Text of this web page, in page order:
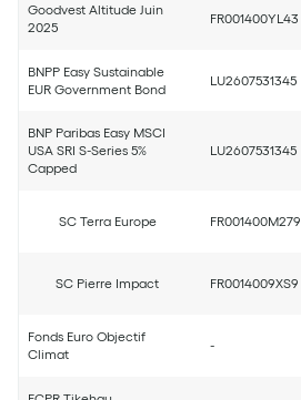
Goodvest Altitude Juin
2025
FR001400YL43
BNPP Easy Sustainable
EUR Government Bond
LU2607531345
BNP Paribas Easy MSCI
USA SRI S-Series 5%
Capped
LU2607531345
SC Terra Europe FR001400M279
SC Pierre Impact FR0014009XS9
Fonds Euro Objectif
Climat
-